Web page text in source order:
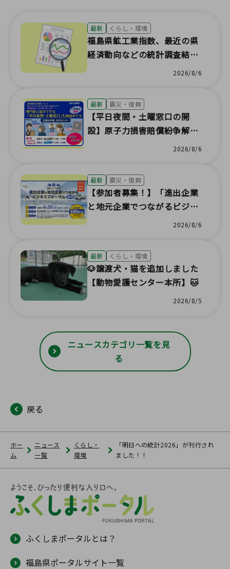
最新 くらし・環境
福島県鉱工業指数、最近の県
経済動向などの統計調査結果
2026/8/6
最新 震災・復興
【平日夜間・土曜窓口の開
設】原子力損害賠償紛争解決
（ADR）センター福島事務所
2026/8/6
最新 震災・復興
【参加者募集！】「進出企業
と地元企業でつながるビジネ
スフォーラムin白河」を開催
2026/8/6
最新 くらし・環境
🐶譲渡犬・猫を追加しました
【動物愛護センター本所】🐱
2026/8/5
ニュースカテゴリ一覧を見
る
戻る
ホー
ム
ニュース
一覧
くらし・
環境
「明日への統計2026」が刊行され
ました！！
ふくしまポータルとは？
福島県ポータルサイト一覧